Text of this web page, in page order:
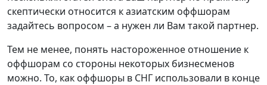
скептически относится к азиатским оффшорам
задайтесь вопросом – а нужен ли Вам такой партнер.
Тем не менее, понять настороженное отношение к
оффшорам со стороны некоторых бизнесменов
можно. То, как оффшоры в СНГ использовали в конце